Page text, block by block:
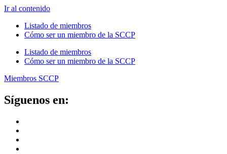
Ir al contenido
Listado de miembros
Cómo ser un miembro de la SCCP
Listado de miembros
Cómo ser un miembro de la SCCP
Miembros SCCP
Síguenos en: